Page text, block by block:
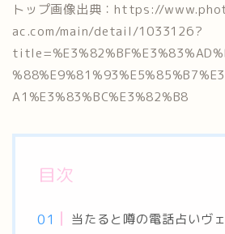
トップ画像出典：https://
ac.com/main/detail/1033126?
A1%E3%83%BC%E3%82%B8
目次
当たると噂の電話占いヴ